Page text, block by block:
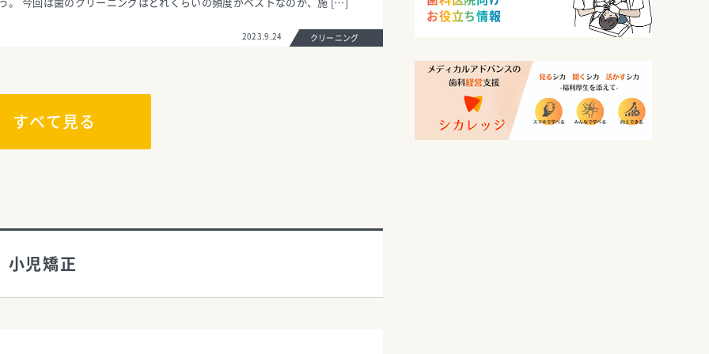
。 今回は歯のクリーニングはどれくらいの頻度がベストなのか、施 […]
2023.9.24 クリーニング
すべて見る
小児矯正
お役立ち情報